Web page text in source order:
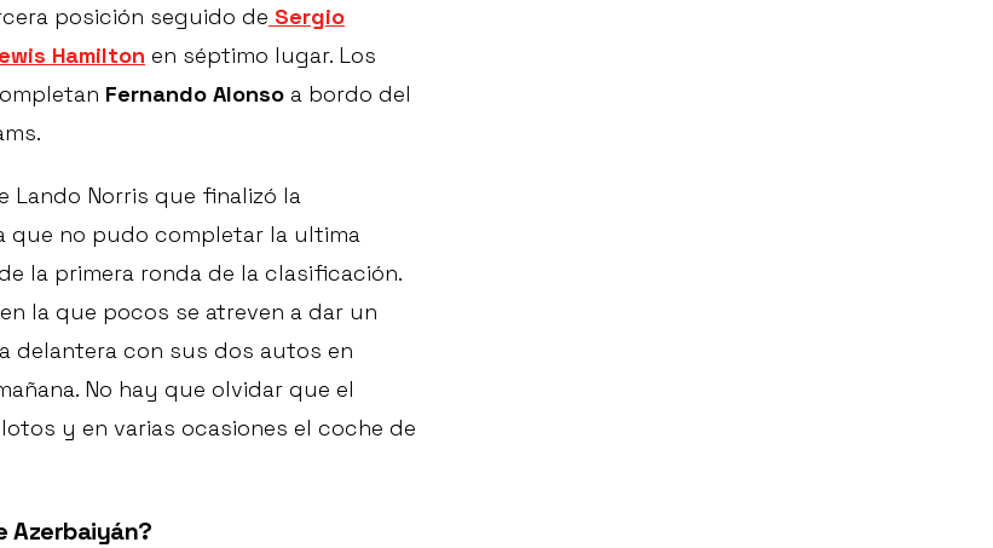
posición seguido de Sergio
Hamilton en séptimo lugar. Los
Fernando Alonso a bordo del
Lando Norris que finalizó la
que no pudo completar la ultima
la primera ronda de la clasificación.
la que pocos se atreven a dar un
delantera con sus dos autos en
No hay que olvidar que el
y en varias ocasiones el coche de
Azerbaiyán?